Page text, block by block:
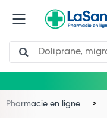
Search
Pharmacie en ligne